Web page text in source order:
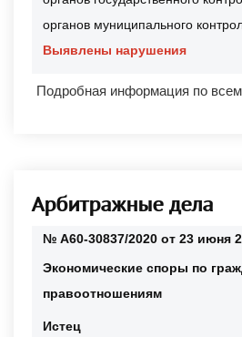
органов муниципального
Выявлены нарушения
Подробная информация по
Арбитражные дела
№ А60-30837/2020 от 23 июня
Экономические споры по
правоотношениям
Истец